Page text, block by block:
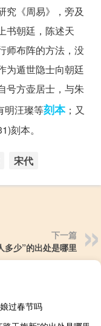
究《周易》，旁及
书朝廷，陈述天
师布阵的方法，没
为遁世隐士向朝廷
号方壶居士，与朱
明汪璨等刻本；又
刻本。
宋代
下一篇
多少”的出处是哪里
过春节吗